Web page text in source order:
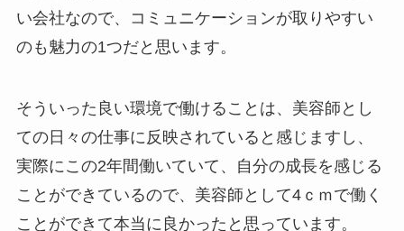
い会社なので、コミュニケーションが取りやすい
のも魅力の1つだと思います。
そういった良い環境で働けることは、美容師とし
ての日々の仕事に反映されていると感じますし、
実際にこの2年間働いていて、自分の成長を感じる
ことができているので、美容師として4ｃｍで働く
ことができて本当に良かったと思っています。